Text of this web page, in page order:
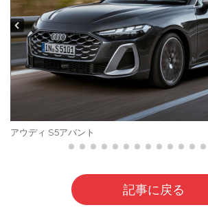
アウディ S5アバント
記事に戻る